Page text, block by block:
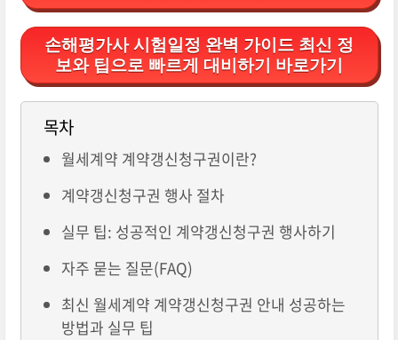
손해평가사 시험일정 완벽 가이드 최신 정
보와 팁으로 빠르게 대비하기 바로가기
목차
월세계약 계약갱신청구권이란?
계약갱신청구권 행사 절차
실무 팁: 성공적인 계약갱신청구권 행사하기
자주 묻는 질문(FAQ)
최신 월세계약 계약갱신청구권 안내 성공하는
방법과 실무 팁